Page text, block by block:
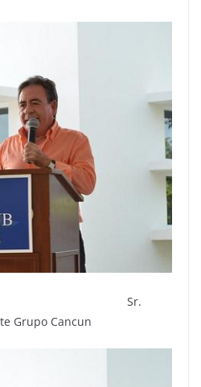
Grupo Cancun